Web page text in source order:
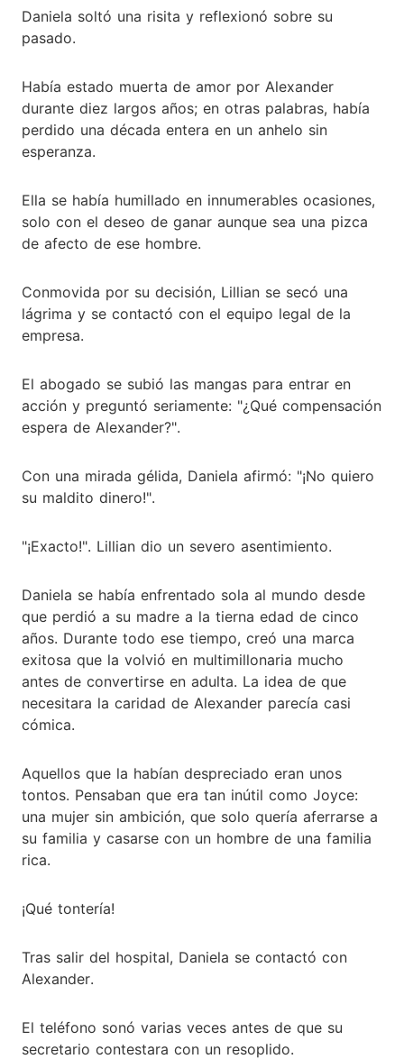
Daniela soltó una risita y reflexionó sobre su
pasado.
Había estado muerta de amor por Alexander
durante diez largos años; en otras palabras, había
perdido una década entera en un anhelo sin
esperanza.
Ella se había humillado en innumerables ocasiones,
solo con el deseo de ganar aunque sea una pizca
de afecto de ese hombre.
Conmovida por su decisión, Lillian se secó una
lágrima y se contactó con el equipo legal de la
empresa.
El abogado se subió las mangas para entrar en
acción y preguntó seriamente: "¿Qué compensación
espera de Alexander?".
Con una mirada gélida, Daniela afirmó: "¡No quiero
su maldito dinero!".
"¡Exacto!". Lillian dio un severo asentimiento.
Daniela se había enfrentado sola al mundo desde
que perdió a su madre a la tierna edad de cinco
años. Durante todo ese tiempo, creó una marca
exitosa que la volvió en multimillonaria mucho
antes de convertirse en adulta. La idea de que
necesitara la caridad de Alexander parecía casi
cómica.
Aquellos que la habían despreciado eran unos
tontos. Pensaban que era tan inútil como Joyce:
una mujer sin ambición, que solo quería aferrarse a
su familia y casarse con un hombre de una familia
rica.
¡Qué tontería!
Tras salir del hospital, Daniela se contactó con
Alexander.
El teléfono sonó varias veces antes de que su
secretario contestara con un resoplido.